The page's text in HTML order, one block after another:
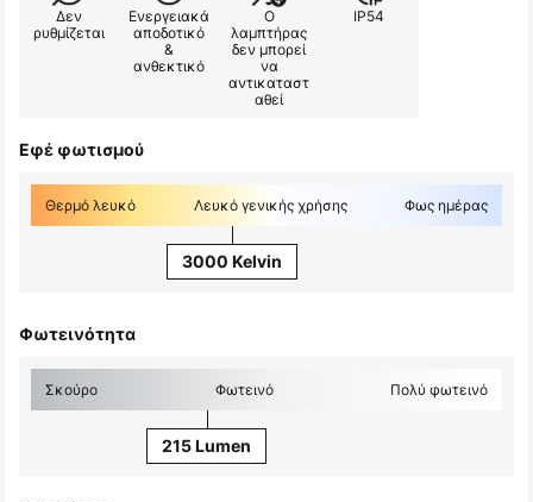
Δεν
ρυθμίζεται
Ενεργειακά
αποδοτικό
&
ανθεκτικό
Ο
λαμπτήρας
δεν μπορεί
να
αντικαταστ
αθεί
IP54
Εφέ φωτισμού
Θερμό λευκό Λευκό γενικής χρήσης Φως ημέρας
3000 Kelvin
Φωτεινότητα
Σκούρο Φωτεινό Πολύ φωτεινό
215 Lumen